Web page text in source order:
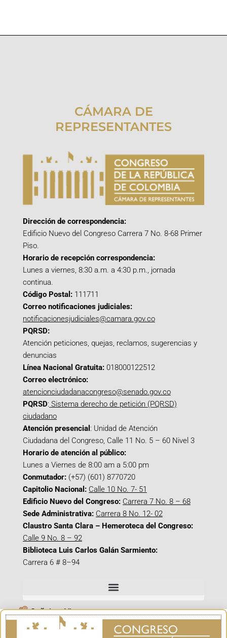
CÁMARA DE
REPRESENTANTES
Dirección de correspondencia:
Edificio Nuevo del Congreso Carrera 7 No. 8-68 Primer
Piso.
Horario de recepción correspondencia:
Lunes a viernes, 8:30 a.m. a 4:30 p.m., jornada
continua.
Código Postal: 111711
Correo notificaciones judiciales:
notificacionesjudiciales@camara.gov.co
PQRSD:
Atención peticiones, quejas, reclamos, sugerencias y
denuncias
Línea Nacional Gratuita: 018000122512
Correo electrónico:
atencionciudadanacongreso@senado.gov.co
PQRSD: Sistema derecho de petición (PQRSD)
ciudadano
Atención presencial : Unidad de Atención
Ciudadana del Congreso, Calle 11 No. 5 – 60 Nivel 3
Horario de atención al público:
Lunes a Viernes de 8:00 am a 5:00 pm
Conmutador: (+57) (601) 8770720
Capitolio Nacional: Calle 10 No. 7- 51
Edificio Nuevo del Congreso: Carrera 7 No. 8 – 68
Sede Administrativa: Carrera 8 No. 12- 02
Claustro Santa Clara – Hemeroteca del Congreso:
Calle 9 No. 8 – 92
Biblioteca Luis Carlos Galán Sarmiento:
Carrera 6 # 8–94
Señal en Vivo
Facebook_@CamaraColombia